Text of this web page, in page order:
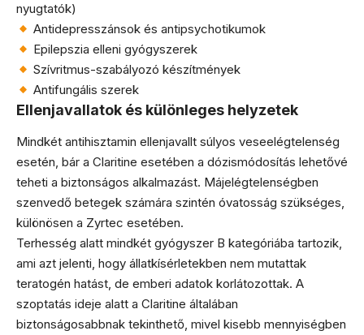
nyugtatók)
Antidepresszánsok és antipsychotikumok
Epilepszia elleni gyógyszerek
Szívritmus-szabályozó készítmények
Antifungális szerek
Ellenjavallatok és különleges helyzetek
Mindkét antihisztamin ellenjavallt súlyos veseelégtelenség
esetén, bár a Claritine esetében a dózismódosítás lehetővé
teheti a biztonságos alkalmazást. Májelégtelenségben
szenvedő betegek számára szintén óvatosság szükséges,
különösen a Zyrtec esetében.
Terhesség alatt mindkét gyógyszer B kategóriába tartozik,
ami azt jelenti, hogy állatkísérletekben nem mutattak
teratogén hatást, de emberi adatok korlátozottak. A
szoptatás ideje alatt a Claritine általában
biztonságosabbnak tekinthető, mivel kisebb mennyiségben